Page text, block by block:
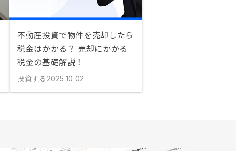
不動産投資で物件を売却したら
税金はかかる？ 売却にかかる
税金の基礎解説！
投資する 2025.10.02